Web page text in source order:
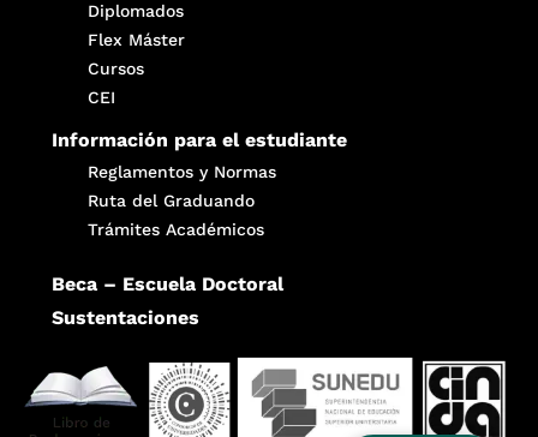
Diplomados
Flex Máster
Cursos
CEI
Información para el estudiante
Reglamentos y Normas
Ruta del Graduando
Trámites Académicos
Beca – Escuela Doctoral
Sustentaciones